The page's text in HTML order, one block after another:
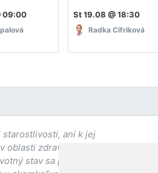
09:00 St 19.08 @ 18:30
Radka Cifriková
ani k jej
zdravia, vhodnosti postupov
stav sa pred ich aplikáciou vždy